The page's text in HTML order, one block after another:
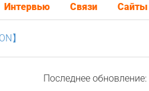
Интервью Связи Сайты
】
Последнее обновление: